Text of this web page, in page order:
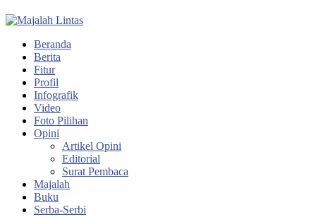
Beranda
Berita
Fitur
Profil
Infografik
Video
Foto Pilihan
Opini
Artikel Opini
Editorial
Surat Pembaca
Majalah
Buku
Serba-Serbi